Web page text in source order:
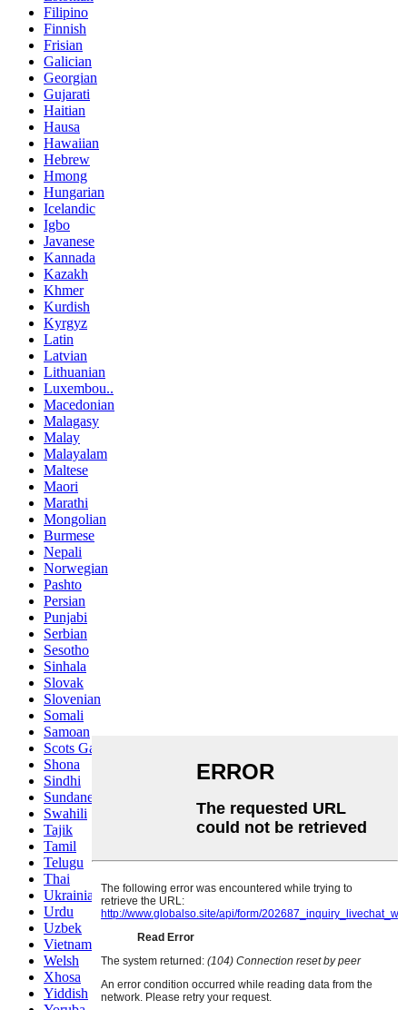
Filipino
Finnish
Frisian
Galician
Georgian
Gujarati
Haitian
Hausa
Hawaiian
Hebrew
Hmong
Hungarian
Icelandic
Igbo
Javanese
Kannada
Kazakh
Khmer
Kurdish
Kyrgyz
Latin
Latvian
Lithuanian
Luxembou..
Macedonian
Malagasy
Malay
Malayalam
Maltese
Maori
Marathi
Mongolian
Burmese
Nepali
Norwegian
Pashto
Persian
Punjabi
Serbian
Sesotho
Sinhala
Slovak
Slovenian
Somali
Samoan
Scots Gaelic
Shona
Sindhi
Sundanese
Swahili
Tajik
Tamil
Telugu
Thai
Ukrainian
Urdu
Uzbek
Vietnamese
Welsh
Xhosa
Yiddish